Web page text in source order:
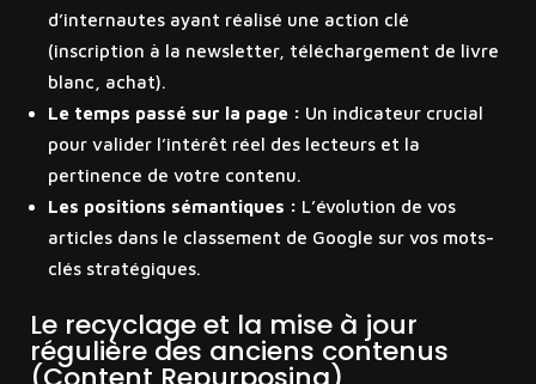
d’internautes ayant réalisé une action clé
(inscription à la newsletter, téléchargement de livre
blanc, achat).
Le temps passé sur la page : Un indicateur crucial
pour valider l’intérêt réel des lecteurs et la
pertinence de votre contenu.
Les positions sémantiques : L’évolution de vos
articles dans le classement de Google sur vos mots-
clés stratégiques.
Le recyclage et la mise à jour
régulière des anciens contenus